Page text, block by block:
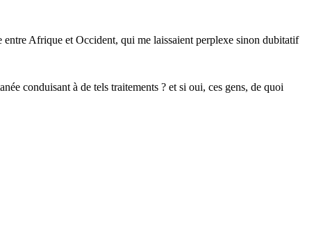
Afrique et Occident, qui me laissaient perplexe sinon dubitatif
conduisant à de tels traitements ? et si oui, ces gens, de quoi